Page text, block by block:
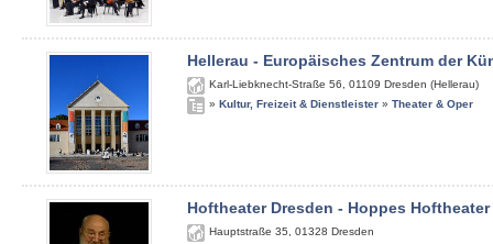
Hellerau - Europäisches Zentrum der
Karl-Liebknecht-Straße 56 01109 Dresden (Hellerau)
» Kultur, Freizeit & Dienstleister » Theater & Oper
Hoftheater Dresden - Hoppes Hoftheater
Hauptstraße 35 01328 Dresden